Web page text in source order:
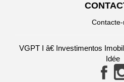
VGPT I â€ Investimentos
Idée